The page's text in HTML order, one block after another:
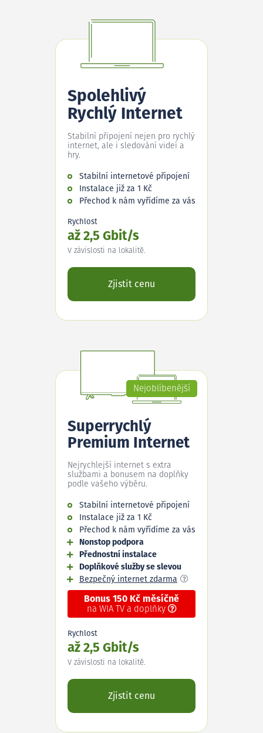
Spolehlivý
Rychlý Internet
Stabilní připojení nejen pro rychlý
internet, ale i sledování videí a
hry.
Stabilní internetové připojení
Instalace již za 1 Kč
Přechod k nám vyřídíme za vás
Rychlost
až 2,5 Gbit/s
V závislosti na lokalitě.
Zjistit cenu
Nejoblíbenější
Superrychlý
Premium Internet
Nejrychlejší internet s extra
službami a bonusem na doplňky
podle vašeho výběru.
Stabilní internetové připojení
Instalace již za 1 Kč
Přechod k nám vyřídíme za vás
Nonstop podpora
Přednostní instalace
Doplňkové služby se slevou
Bezpečný internet zdarma
Bonus 150 Kč měsíčně
na WIA TV a doplňky
Rychlost
až 2,5 Gbit/s
V závislosti na lokalitě.
Zjistit cenu